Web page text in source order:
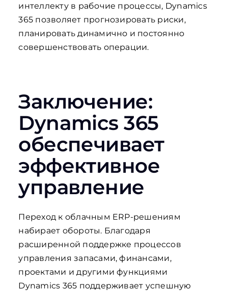
интеллекту в рабочие процессы, Dynamics
365 позволяет прогнозировать риски,
планировать динамично и постоянно
совершенствовать операции.
Заключение:
Dynamics 365
обеспечивает
эффективное
управление
Переход к облачным ERP-решениям
набирает обороты. Благодаря
расширенной поддержке процессов
управления запасами, финансами,
проектами и другими функциями
Dynamics 365 поддерживает успешную